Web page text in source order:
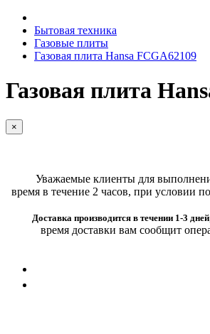
Бытовая техника
Газовые плиты
Газовая плита Hansa FCGA62109
Газовая плита
×
Уважаемые клиенты для
время в течение 2 часов, при условии
Доставка производится в течении 1-3 дней
время доставки вам сообщит